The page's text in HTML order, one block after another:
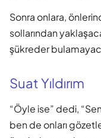
Sonra onlara,
sollarından
şükreder
Suat Yıldırım
“Öyle ise” dedi,
ben de onları